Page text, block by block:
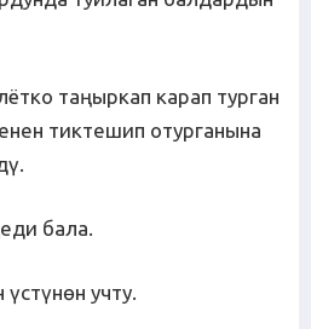
таңыркап карап турган
тиктешип отурганына
бала.
учту.